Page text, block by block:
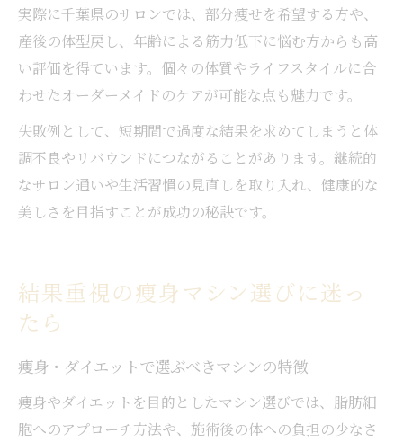
実際に千葉県のサロンでは、部分痩せを希望する方や、
産後の体型戻し、年齢による筋力低下に悩む方からも高
い評価を得ています。個々の体質やライフスタイルに合
わせたオーダーメイドのケアが可能な点も魅力です。
失敗例として、短期間で過度な結果を求めてしまうと体
調不良やリバウンドにつながることがあります。継続的
なサロン通いや生活習慣の見直しを取り入れ、健康的な
美しさを目指すことが成功の秘訣です。
結果重視の痩身マシン選びに迷っ
たら
痩身・ダイエットで選ぶべきマシンの特徴
痩身やダイエットを目的としたマシン選びでは、脂肪細
胞へのアプローチ方法や、施術後の体への負担の少なさ